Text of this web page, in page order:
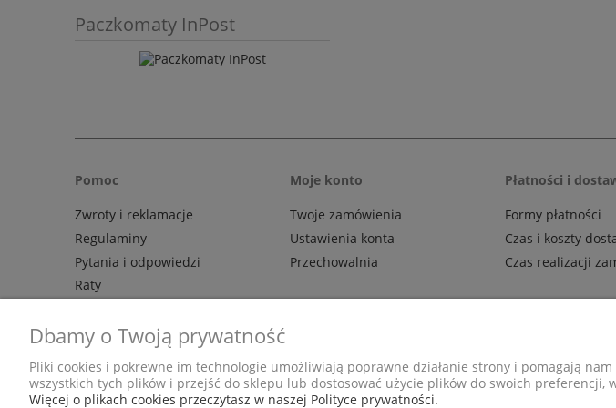
Paczkomaty InPost
Pomoc
Zwroty i reklamacje
Regulaminy
Pytania i odpowiedzi
Raty
Moje konto
Twoje zamówienia
Ustawienia konta
Przechowalnia
Płatności i
Formy płatności
Czas i koszty
Czas realizacji
Adres
ul. Grunwaldzka 29
Dbamy o Twoją prywatność
Pliki cookies i pokrewne im technologie umożliwiają poprawne działanie strony i pomagają
wszystkich tych plików i przejść do sklepu lub dostosować użycie plików do swoich preferencji,
Więcej o plikach cookies przeczytasz w naszej Polityce prywatności.